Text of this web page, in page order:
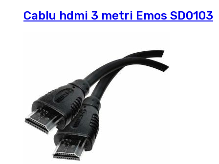
Cablu hdmi 3 metri Emos SD0103